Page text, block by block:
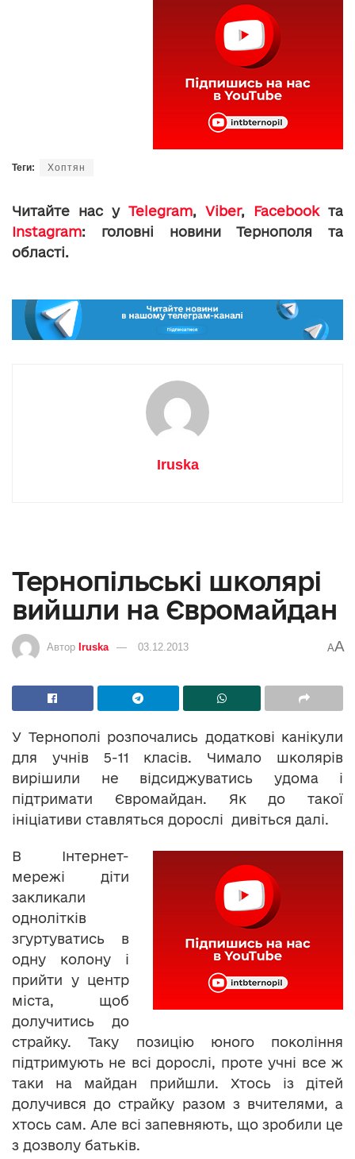
Теги: Хоптян
Читайте нас у Telegram, Viber, Facebookта
Instagram: головні новини Тернополя та
області.
Iruska
Тернопільські школярі
вийшли на Євромайдан
Автор Iruska 03.12.2013 AA
У Тернополі розпочались додаткові канікули
для учнів 5-11 класів. Чимало школярів
вирішили не відсиджуватись удома і
підтримати Євромайдан. Як до такої
ініціативи ставляться дорослі дивіться далі.
В Інтернет-
мережі діти
закликали
однолітків
згуртуватись в
одну колону і
прийти у центр
міста, щоб
долучитись до
страйку. Таку позицію юного покоління
підтримують не всі дорослі, проте учні все ж
таки на майдан прийшли. Хтось із дітей
долучився до страйку разом з вчителями, а
хтось сам. Але всі запевняють, що зробили це
з дозволу батьків.